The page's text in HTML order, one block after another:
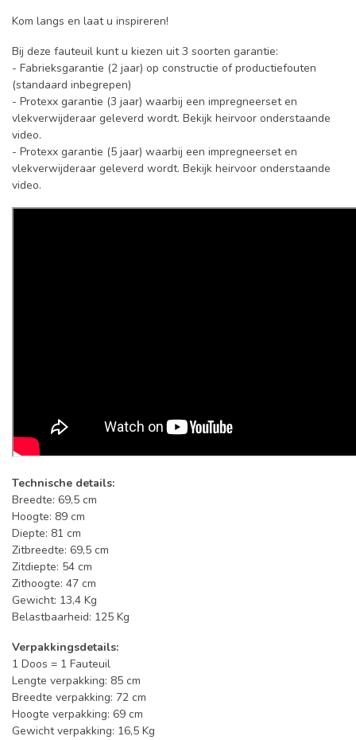
Kom langs en laat u inspireren!
Bij deze fauteuil kunt u kiezen uit 3 soorten garantie:
- Fabrieksgarantie (2 jaar) op constructie of productiefouten
(standaard inbegrepen)
- Protexx garantie (3 jaar) waarbij een impregneerset en
vlekverwijderaar geleverd wordt. Bekijk heirvoor onderstaande
video.
- Protexx garantie (5 jaar) waarbij een impregneerset en
vlekverwijderaar geleverd wordt. Bekijk heirvoor onderstaande
video.
Technische details:
Breedte: 69,5 cm
Hoogte: 89 cm
Diepte: 81 cm
Zitbreedte: 69,5 cm
Zitdiepte: 54 cm
Zithoogte: 47 cm
Gewicht: 13,4 Kg
Belastbaarheid: 125 Kg
Verpakkingsdetails:
1 Doos = 1 Fauteuil
Lengte verpakking: 85 cm
Breedte verpakking: 72 cm
Hoogte verpakking: 69 cm
Gewicht verpakking: 16,5 Kg